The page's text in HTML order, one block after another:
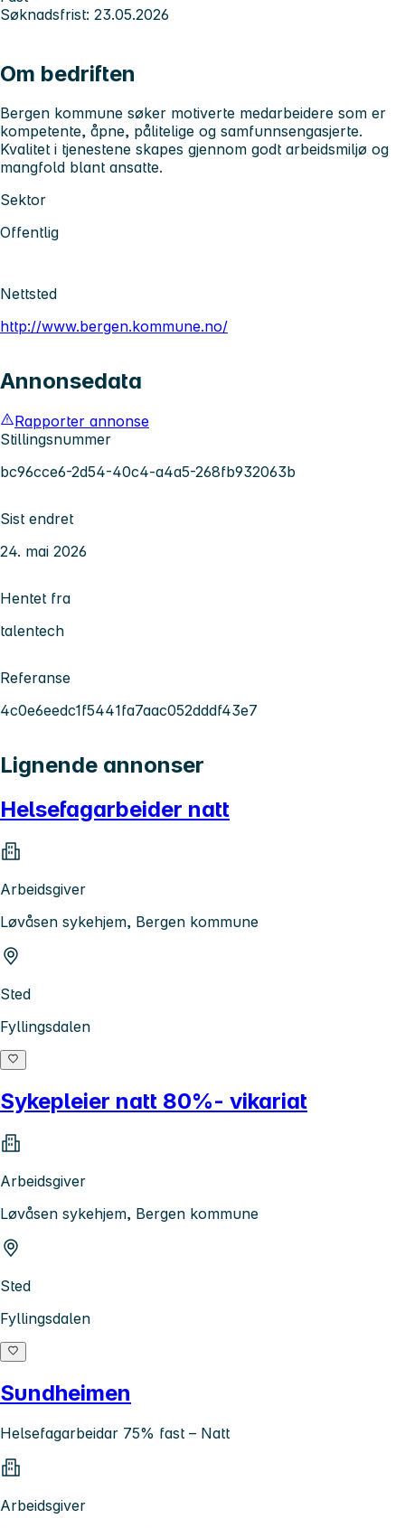
Søknadsfrist: 23.05.2026
Om bedriften
Bergen kommune søker motiverte medarbeidere som er
kompetente, åpne, pålitelige og samfunnsengasjerte.
Kvalitet i tjenestene skapes gjennom godt arbeidsmiljø og
mangfold blant ansatte.
Sektor
Offentlig
Nettsted
http://www.bergen.kommune.no/
Annonsedata
Rapporter annonse
Stillingsnummer
bc96cce6-2d54-40c4-a4a5-268fb932063b
Sist endret
24. mai 2026
Hentet fra
talentech
Referanse
4c0e6eedc1f5441fa7aac052dddf43e7
Lignende annonser
Helsefagarbeider natt
Arbeidsgiver
Løvåsen sykehjem, Bergen kommune
Sted
Fyllingsdalen
Sykepleier natt 80%- vikariat
Arbeidsgiver
Løvåsen sykehjem, Bergen kommune
Sted
Fyllingsdalen
Sundheimen
Helsefagarbeidar 75% fast – Natt
Arbeidsgiver